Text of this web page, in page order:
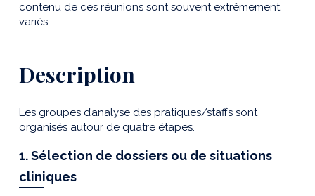
contenu de ces réunions sont souvent extrêmement
variés.
Description
Les groupes d’analyse des pratiques/staffs sont
organisés autour de quatre étapes.
1. Sélection de dossiers ou de situations
cliniques